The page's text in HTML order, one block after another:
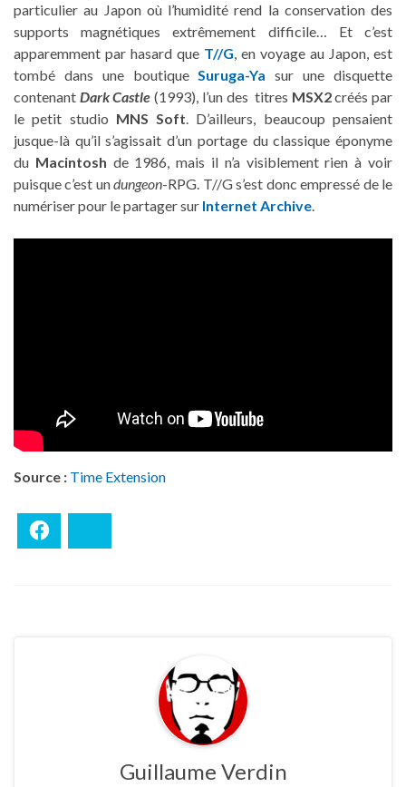
particulier au Japon où l’humidité rend la conservation des
supports magnétiques extrêmement difficile… Et c’est
apparemment par hasard que T//G, en voyage au Japon, est
tombé dans une boutiqueSuruga-Ya sur une disquette
contenant Dark Castle (1993), l’un des titres MSX2créés par
le petit studio MNS Soft. D’ailleurs, beaucoup pensaient
jusque-là qu’il s’agissait d’un portage du classique éponyme
du Macintosh de 1986, mais il n’a visiblement rien à voir
puisque c’est undungeon-RPG. T//G s’est donc empressé de le
numériser pour le partager sur Internet Archive.
Source : Time Extension
Guillaume Verdin